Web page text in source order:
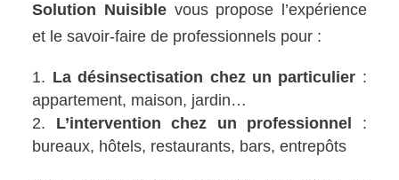
Solution Nuisiblevous propose l’expérience
et le savoir-faire de professionnels pour :
La désinsectisation chez un particulier :
appartement, maison, jardin…
L’intervention chez un professionnel
:
bureaux, hôtels, restaurants, bars, entrepôts